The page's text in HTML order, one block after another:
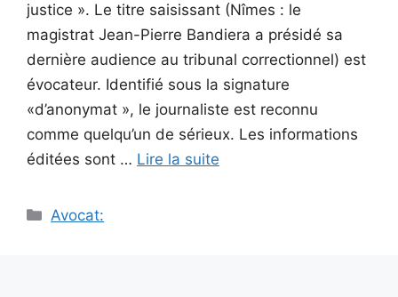
justice ». Le titre saisissant (Nîmes : le
magistrat Jean-Pierre Bandiera a présidé sa
dernière audience au tribunal correctionnel) est
évocateur. Identifié sous la signature
«d’anonymat », le journaliste est reconnu
comme quelqu’un de sérieux. Les informations
éditées sont … Lire la suite
Catégories
Avocat: